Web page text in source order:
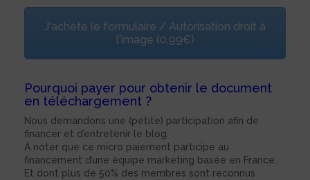
J'achète le formulaire / Autorisation droit à
l'image (0,99€)
Pourquoi payer pour obtenir le document
en téléchargement ?
Nous demandons une (petite) participation afin de
financer et d’entretenir le blog.
A noter que ce micro paiement participe au
financement d’une équipe marketing basée en France.
Et dont plus de 50% des membres sont reconnus